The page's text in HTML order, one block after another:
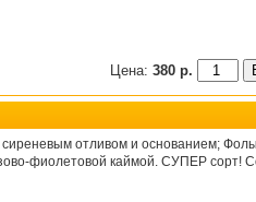
Цена: 380 р.
отливом и основанием;
фиолетовой каймой. СУПЕР сорт!